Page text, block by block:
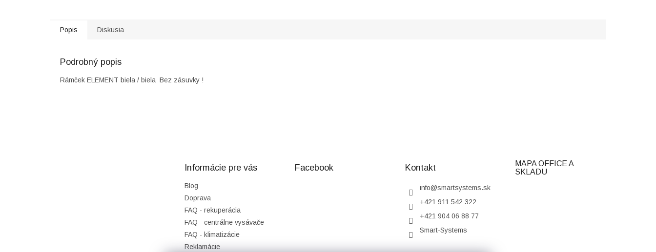
Popis Diskusia
Podrobný popis
Rámček ELEMENT biela / biela Bez zásuvky !
Informácie pre vás
Blog
Doprava
FAQ - rekuperácia
FAQ - centrálne vysávače
FAQ - klimatizácie
Reklamácie
Facebook Kontakt
info@smartsystems.sk
+421 911 542 322
+421 904 06 88 77
Smart-Systems
MAPA OFFICE A
SKLADU